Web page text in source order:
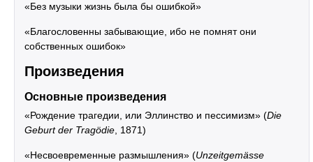
«Без музыки жизнь была бы ошибкой»
«Благословенны забывающие, ибо не помнят они
собственных ошибок»
Произведения
Основные произведения
«Рождение трагедии, или Эллинство и пессимизм» (Die
Geburt der Tragödie, 1871)
«Несвоевременные размышления» (Unzeitgemässe